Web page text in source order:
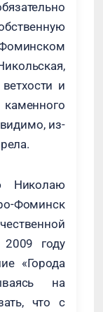
и
из-
Николаю
Фоминск
году
«Города
на
что с